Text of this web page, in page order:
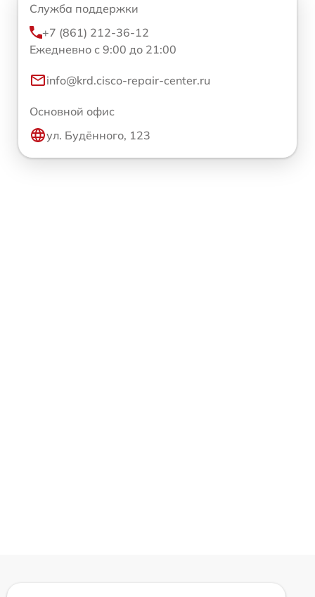
Служба поддержки
+7 (861) 212-36-12
Ежедневно с 9:00 до 21:00
info@krd.cisco-repair-center.ru
Основной офис
ул. Будённого, 123